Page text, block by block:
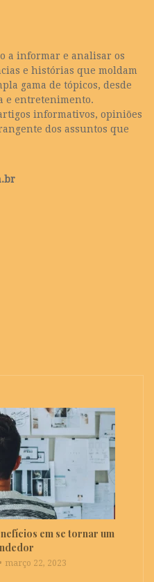
a informar e analisar os
e histórias que moldam
gama de tópicos, desde
e entretenimento.
informativos, opiniões
dos assuntos que
em se tornar um
março 22, 2023